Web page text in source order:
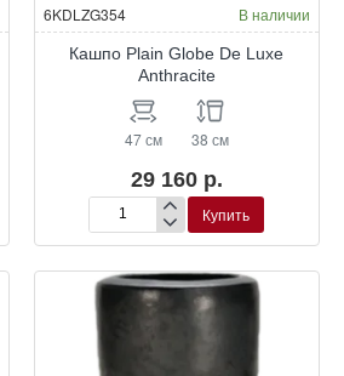
6KDLZG354 В наличии
Кашпо Plain Globe De Luxe
Anthracite
47 см 38 см
29 160 р.
Кашпо
Plain
Globe
De
Luxe
Anthracite
Купить